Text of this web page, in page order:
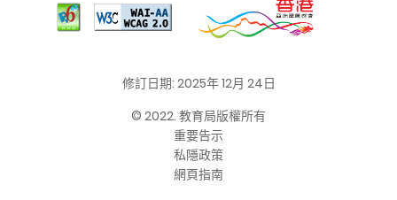
修訂日期: 2025年 12月 24日
© 2022. 教育局版權所有
重要告示
私隱政策
網頁指南